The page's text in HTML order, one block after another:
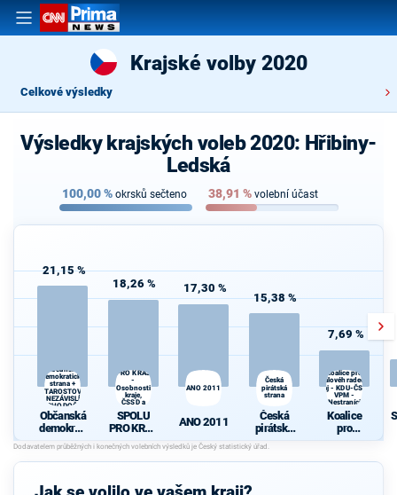
Krajské volby 2020
Celkové výsledky
Výsledky krajských voleb 2020: Hřibiny-
Ledská
100,00% okrsků sečteno 38,91 % volební účast
21,15 %
Občanská
demokratická
strana +
STAROSTOVÉ
A NEZÁVISLÍ a
VÝCHODOČEŠI
Občanská
demokrati
cká strana
+
STAROST
NEZÁVISL
18,26 %
PRO KRAJ
-
Osobnosti
kraje,
ČSSD a
SPOLU
PRO KRAJ
Osobnosti
kraje,
Zelení
17,30 %
ANO 2011
ANO 2011
15,38 %
Česká
pirátská
strana
Česká
pirátská
strana
7,69 %
Koalice pro
Královéhradecký
kraj - KDU-ČSL -
VPM -
Nestraníci
Koalice
pro
Královéhra
- KDU-